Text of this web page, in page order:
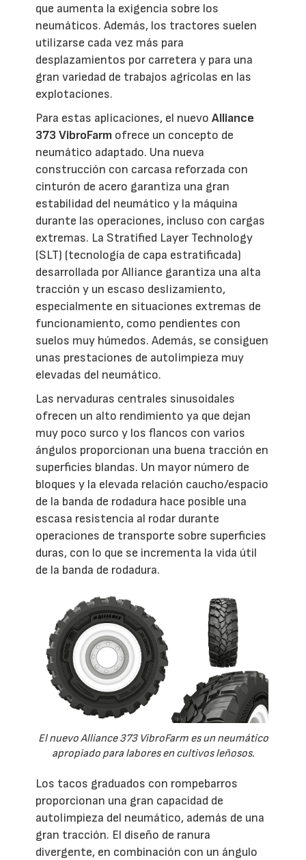
que aumenta la exigencia sobre los
neumáticos. Además, los tractores suelen
utilizarse cada vez más para
desplazamientos por carretera y para una
gran variedad de trabajos agrícolas en las
explotaciones.
Para estas aplicaciones, el nuevoAlliance
373 VibroFarm ofrece un concepto de
neumático adaptado. Una nueva
construcción con carcasa reforzada con
cinturón de acero garantiza una gran
estabilidad del neumático y la máquina
durante las operaciones, incluso con cargas
extremas. La Stratified Layer Technology
(SLT) (tecnología de capa estratificada)
desarrollada por Alliance garantiza una alta
tracción y un escaso deslizamiento,
especialmente en situaciones extremas de
funcionamiento, como pendientes con
suelos muy húmedos. Además, se consiguen
unas prestaciones de autolimpieza muy
elevadas del neumático.
Las nervaduras centrales sinusoidales
ofrecen un alto rendimiento ya que dejan
muy poco surco y los flancos con varios
ángulos proporcionan una buena tracción en
superficies blandas. Un mayor número de
bloques y la elevada relación caucho/espacio
de la banda de rodadura hace posible una
escasa resistencia al rodar durante
operaciones de transporte sobre superficies
duras, con lo que se incrementa la vida útil
de la banda de rodadura.
El nuevo Alliance 373 VibroFarm es un neumático
apropiado para labores en cultivos leñosos.
Los tacos graduados con rompebarros
proporcionan una gran capacidad de
autolimpieza del neumático, además de una
gran tracción. El diseño de ranura
divergente, en combinación con un ángulo